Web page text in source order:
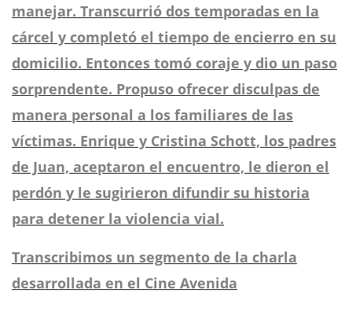
manejar. Transcurrió dos temporadas en la
cárcel y completó el tiempo de encierro en su
domicilio. Entonces tomó coraje y dio un paso
sorprendente. Propuso ofrecer disculpas de
manera personal a los familiares de las
víctimas. Enrique y Cristina Schott, los padres
de Juan, aceptaron el encuentro, le dieron el
perdón y le sugirieron difundir su historia
para detener la violencia vial.
Transcribimos un segmento de la charla
desarrollada en el Cine Avenida